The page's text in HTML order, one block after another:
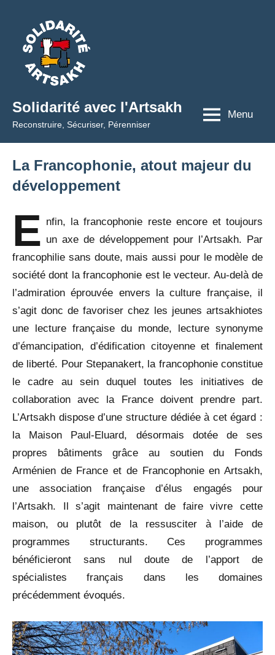
contenu
Solidarité avec l'Artsakh
Reconstruire, Sécuriser, Pérenniser
Menu
La Francophonie, atout majeur du
développement
E nfin, la francophonie reste encore et toujours
un axe de développement pour l’Artsakh. Par
francophilie sans doute, mais aussi pour le modèle de
société dont la francophonie est le vecteur. Au-delà de
l’admiration éprouvée envers la culture française, il
s’agit donc de favoriser chez les jeunes artsakhiotes
une lecture française du monde, lecture synonyme
d’émancipation, d’édification citoyenne et finalement
de liberté. Pour Stepanakert, la francophonie constitue
le cadre au sein duquel toutes les initiatives de
collaboration avec la France doivent prendre part.
L’Artsakh dispose d’une structure dédiée à cet égard :
la Maison Paul-Eluard, désormais dotée de ses
propres bâtiments grâce au soutien du Fonds
Arménien de France et de Francophonie en Artsakh,
une association française d’élus engagés pour
l’Artsakh. Il s’agit maintenant de faire vivre cette
maison, ou plutôt de la ressusciter à l’aide de
programmes structurants. Ces programmes
bénéficieront sans nul doute de l’apport de
spécialistes français dans les domaines
précédemment évoqués.